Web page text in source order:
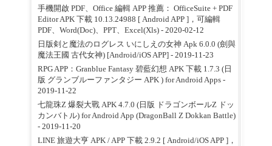
手機開啟 PDF、Office 編輯 APP 推薦： OfficeSuite + PDF
Editor APK 下載 10.13.24988 [ Android APP ]，可編輯
PDF、Word(Doc)、PPT、Excel(Xls)- 2020-02-12
日版剣と魔法のログレス いにしえの女神 Apk 6.0.0 (劍與
魔法王國 古代女神) [Android/iOS APP]- 2019-11-23
RPG APP：Granblue Fantasy 碧藍幻想 APK 下載 1.7.3 (日
版 グランブルーファンタジー APK ) for Android Apps -
2019-11-22
七龍珠Z 爆裂大戰 APK 4.7.0 (日版 ドラゴンボールZ ドッ
カンバトル) for Android App (DragonBall Z Dokkan Battle)
- 2019-11-20
LINE 旅遊大亨 APK / APP 下載 2.9.2 [ Android/iOS APP ]，